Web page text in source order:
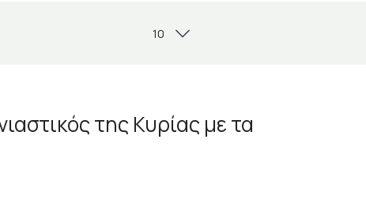
της Κυρίας με τα